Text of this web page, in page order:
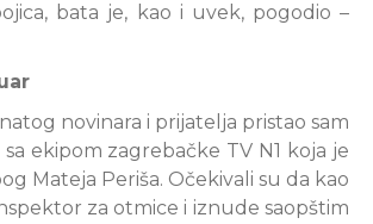
bata je, kao i uvek, pogodio –
novinara i prijatelja pristao sam
ekipom zagrebačke TV N1 koja je
Mateja Periša. Očekivali su da kao
za otmice i iznude saopštim